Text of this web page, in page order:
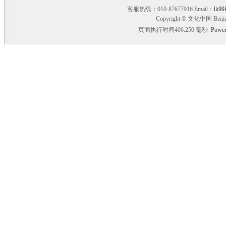
客服热线：010-87677916 Email：
Copyright © 文化中国
页面执行时间406.250 毫秒